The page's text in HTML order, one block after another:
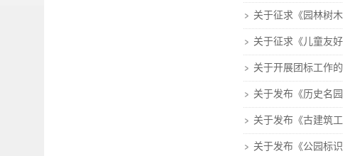
关于征求《园林树
关于征求《儿童友
关于开展团标工作
关于发布《历史名
关于发布《古建筑
关于发布《公园标